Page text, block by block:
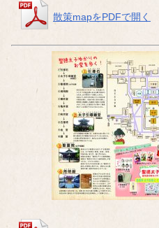
散策mapをPDFで開く